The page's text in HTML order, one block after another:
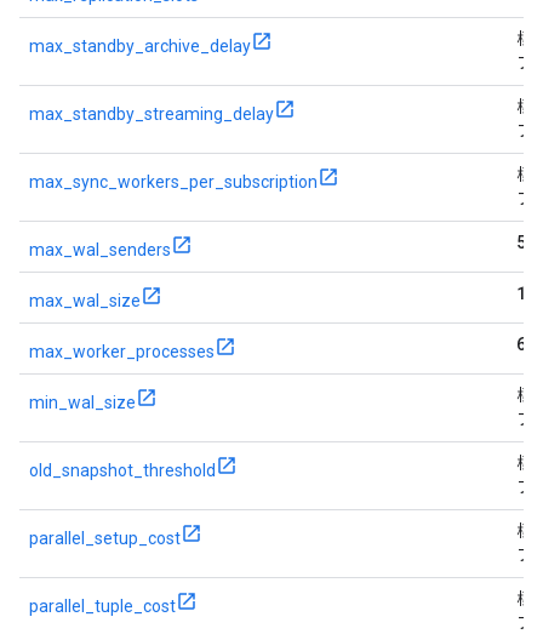
max_standby_archive_delay
標
フ
max_standby_streaming_delay
標
フ
max_sync_workers_per_subscription
標
フ
max_wal_senders 50
max_wal_size
max_worker_processes 64
min_wal_size
標
フ
old_snapshot_threshold
標
フ
parallel_setup_cost
標
フ
parallel_tuple_cost
標
フ